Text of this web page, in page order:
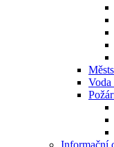
Voda
Informační